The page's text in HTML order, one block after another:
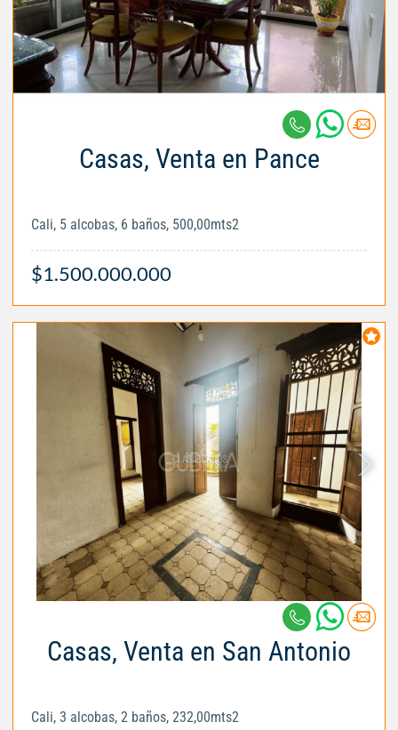
Casas, Venta en Pance
Cali, 5 alcobas, 6 baños, 500,00mts2
$1.500.000.000
Casas, Venta en San Antonio
Cali, 3 alcobas, 2 baños, 232,00mts2